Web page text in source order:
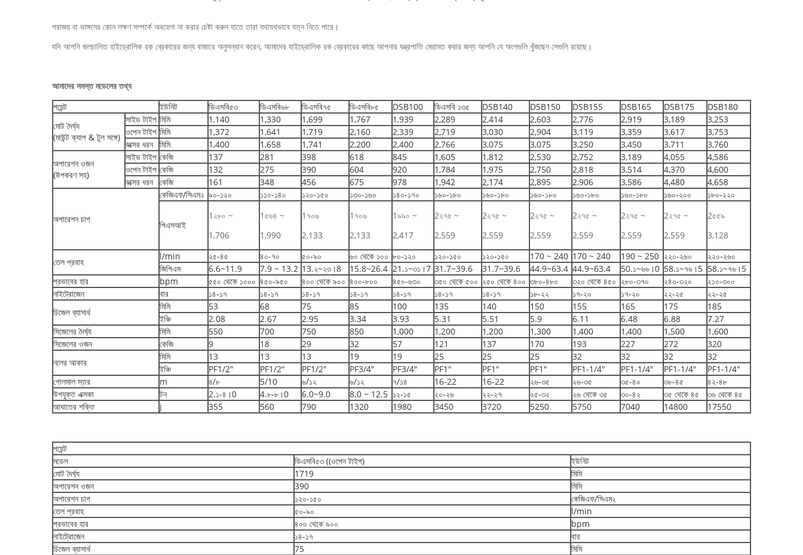
পরাজয় বা ভাঙ্গনের কোন লক্ষণ সম্পর্কে অবহেলা না করার চেষ্টা করুন যাতে তারা যথাযথভাবে যত্ন নিতে পারে।
যদি আপনি জলচালিত হাইড্রোলিক রক ব্রেকারের জন্য বাজারে অনুসন্ধান করেন, আমাদের হাইড্রোলিক রক ব্রেকারের কাছে আপনার যন্ত্রপাতি মেরামত করার জন্য আপনি যে অংশগুলি খুঁজছেন সেগুলি রয়েছে।
আমাদের সমস্ত মডেলের তথ্য
পয়েন্ট
ইউনিট ডিএসবি৫৩ ডিএসবি৬৮ ডিএসবি৭৫ ডিএসবি৮৫ DSB100 ডিএসবি ১৩৫ DSB140 DSB150 DSB155 DSB165 DSB175
DSB180
মোট দৈর্ঘ্য
(মাউন্ট ক্যাপ & টুল সঙ্গে)
সাইড টাইপ মিমি 1,140 1,330 1,699 1,767 1,939 2,289 2,414 2,603 2,776 2,919 3,189
3,253
ওপেন টাইপ মিমি 1,372 1,641 1,719 2,160 2,339 2,719 3,030 2,904 3,119 3,359 3,617
3,753
বক্সের ধরন মিমি 1,400 1,658 1,741 2,200 2,400 2,766 3,075 3,075 3,250 3,450 3,711
3,760
অপারেশন ওজন
(উপকরণ সহ)
সাইড টাইপ কেজি 137 281 398 618 845 1,605 1,812 2,530 2,752 3,189 4,055
4,586
ওপেন টাইপ কেজি 132 275 390 604 920 1,784 1,975 2,750 2,818 3,514 4,370
4,600
বক্সের ধরন কেজি 161 348 456 675 978 1,942 2,174 2,895 2,906 3,586 4,480 4,658
অপারেশন চাপ
কেজিএফ/সিএম২ ৯০-১২০ ১১০-১৪০ ১২০-১৫০ ১৩০-১৬০ ১৪০-১৭০ ১৬০-১৮০ ১৬০-১৮০ ১৬০-১৮০ ১৬০-১৮০ ১৬০-১৮০ ১৬০-২০০ ১৮০-২২০
পিএসআই
1২৮০ ~
1,706
1৫৬৪ ~
1,990
1৭০৬
2,133
1৭০৬
2,133
1৯৯০ ~
2,417
2২৭৫ ~
2,559
2২৭৫ ~
2,559
2২৭৫ ~
2,559
2২৭৫ ~
2,559
2২৭৫ ~
2,559
2২৭৫ ~
2,559
2৫৫৯
3,128
তেল প্রবাহ
l/min ২৫-৪৫ ৪০-৭০ ৫০-৯০ ৬০ থেকে ১০০ ৮০-১২০ ১২০-১৫০ ১২০-১৫০ 170 ~ 240 170 ~ 240 190 ~ 250 ২২০-২৬০
২২০-২৬০
জিপিএম
6.6~11.9 7.9 ~ 13.2 13.২~২৩।8 15.8~26.4 21.১~৩১।7 31.7~39.6 31.7~39.6 44.9~63.4 44.9~63.4 50.১~৬৬।0 58.১~৭৬।5 58.১~৭৬।5
প্রভাবের হার
bpm ৫৫০ থেকে ১০০০ ৪৫০-৯৫০ ৪০০ থেকে ৯০০ ৪০০-৮০০ ৪৫০-৬৩০ ৩৫০ থেকে ৫০০ ২৫০ থেকে ৪০০ ৩৮০-৪৮০ ৩২০ থেকে ৪৫০ ২৮০-৩৭০ ২৪০-৩২০
২১০-৩০০
নাইট্রোজেন
বার ১৪-১৭ ১৪-১৭ ১৪-১৭ ১৪-১৭ ১৪-১৭ ১৪-১৭ ১৪-১৭ ১৮-২২ ১৭-২০ ১৭-২০ ২২-২৫
২২-২৫
চিজেল ব্যাসার্ধ
মিমি 53 68 75 85 100 135 140 150 155 165 175
185
ইঞ্চি
2.08 2.67 2.95 3.34 3.93 5.31 5.51 5.9 6.11 6.48 6.88
7.27
সিজেলের দৈর্ঘ্য
মিমি 550 700 750 850 1,000 1,200 1,200 1,300 1,400 1,400 1,500
1,600
সিজেলের ওজন
কেজি 9 18 29 32 57 121 137 170 193 227 272
320
নলের আকার
মিমি 13 13 13 19 19 25 25 25 32 32 32
32
ইঞ্চি
PF1/2" PF1/2" PF1/2" PF3/4" PF3/4" PF1" PF1" PF1" PF1-1/4" PF1-1/4" PF1-1/4"
PF1-1/4"
গোলমাল স্তর
m ৪/৮ 5/10 ৬/১২ ৬/১২ ৭/১৪ 16-22 16-22 ২৬-৩৫ ২৬-৩৫ ৩৫-৪০ ৩৮-৪৫
৪২-৪৮
উপযুক্ত এক্সকা
টন 2.১-৪।0 4.৮-৮।0 6.0~9.0 8.0 ~ 12.5 ১২-১৫ ২০-২৬ ২২-২৭ ২৫-৩২ ২৬ থেকে ৩৫ ৩০-৪২ ৩৫ থেকে ৪৫
৩৬ থেকে ৪৫
আঘাতের শক্তি
j 355 560 790 1320 1980 3450 3720 5250 5750 7040 14800 17550
পয়েন্ট
মডেল
ডিএসবি৫৩ ((ওপেন টাইপ)
ইউনিট
মোট দৈর্ঘ্য
1719
মিমি
অপারেশন ওজন
390
মিমি
অপারেশন চাপ
১২০-১৫০
কেজিএফ/সিএম২
তেল প্রবাহ
৫০-৯০
l/min
প্রভাবের হার
৪০০ থেকে ৯০০
bpm
নাইট্রোজেন
১৪-১৭
বার
চিজেল ব্যাসার্ধ
75
মিমি